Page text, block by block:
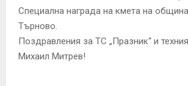
Специална награда на кмета на
Търново.
Поздравления за ТС „Празник“ и
Михаил Митрев!